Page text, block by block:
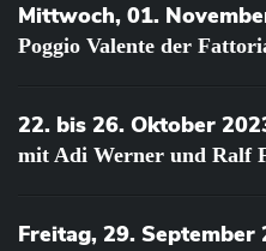
Mittwoch, 01.
Poggio Valente der
22. bis 26. Oktober
mit Adi Werner und Ralf
Freitag, 29. September